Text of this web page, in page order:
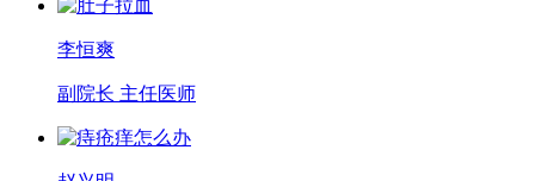
李恒爽
副院长 主任医师